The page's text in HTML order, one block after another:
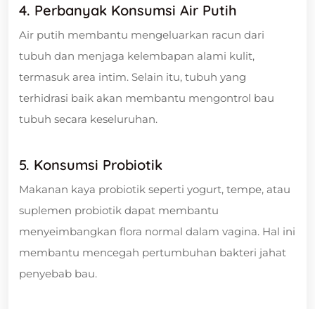
4. Perbanyak Konsumsi Air Putih
Air putih membantu mengeluarkan racun dari
tubuh dan menjaga kelembapan alami kulit,
termasuk area intim. Selain itu, tubuh yang
terhidrasi baik akan membantu mengontrol bau
tubuh secara keseluruhan.
5. Konsumsi Probiotik
Makanan kaya probiotik seperti yogurt, tempe, atau
suplemen probiotik dapat membantu
menyeimbangkan flora normal dalam vagina. Hal ini
membantu mencegah pertumbuhan bakteri jahat
penyebab bau.